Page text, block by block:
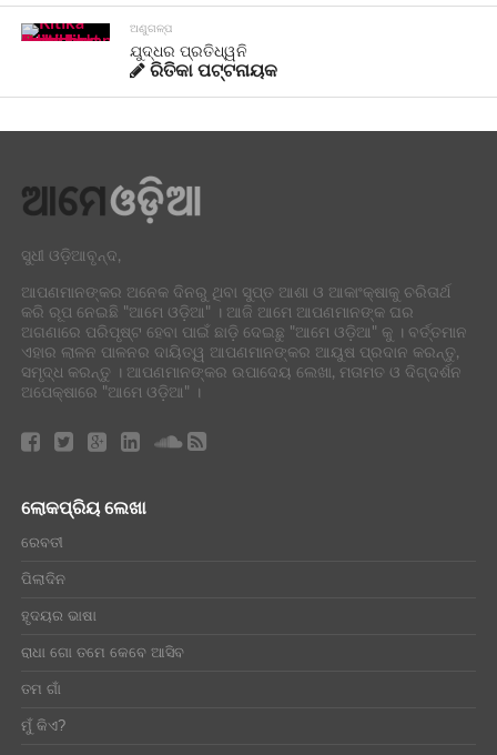
ଅଣୁଗଳ୍ପ
ଯୁଦ୍ଧର ପ୍ରତିଧ୍ୱନି
ରିତିକା ପଟ୍ଟନାୟକ
ସୁଧୀ ଓଡ଼ିଆବୃନ୍ଦ,
ଆପଣମାନଙ୍କର ଅନେକ ଦିନରୁ ଥିବା ସୁପ୍ତ ଆଶା ଓ ଆକାଂକ୍ଷାକୁ ଚରିତାର୍ଥ
କରି ରୂପ ନେଇଛି "ଆମେ ଓଡ଼ିଆ" । ଆଜି ଆମେ ଆପଣମାନଙ୍କ ଘର
ଅଗଣାରେ ପରିପୃଷ୍ଟ ହେବା ପାଇଁ ଛାଡ଼ି ଦେଇଛୁ "ଆମେ ଓଡ଼ିଆ" କୁ । ବର୍ତ୍ତମାନ
ଏହାର ଲାଳନ ପାଳନର ଦାୟିତ୍ୱ ଆପଣମାନଙ୍କର ଆୟୁଷ ପ୍ରଦାନ କରନ୍ତୁ,
ସମୃଦ୍ଧ କରନ୍ତୁ । ଆପଣମାନଙ୍କର ଉପାଦେୟ ଲେଖା, ମତାମତ ଓ ଦିଗ୍ଦର୍ଶନ
ଅପେକ୍ଷାରେ "ଆମେ ଓଡ଼ିଆ" ।
ଲୋକପ୍ରିୟ ଲେଖା
ରେବତୀ
ପିଲାଦିନ
ହୃଦୟର ଭାଷା
ରାଧା ଗୋ ତମେ କେବେ ଆସିବ
ତମ ଗାଁ
ମୁଁ କିଏ?